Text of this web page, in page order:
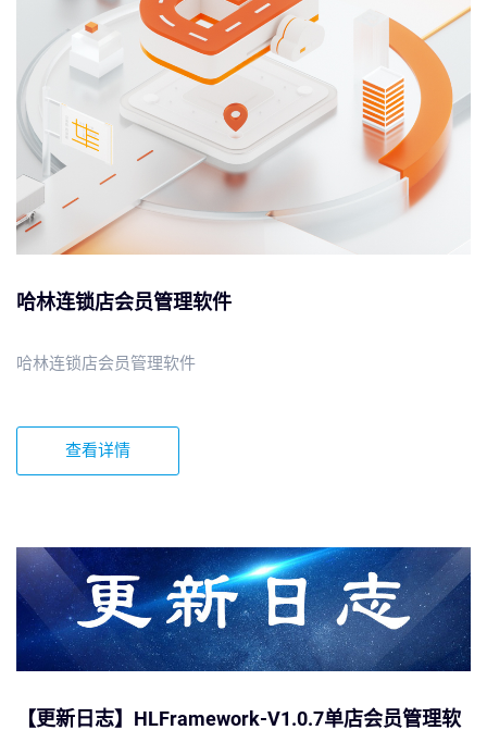
哈林连锁店会员管理软件
哈林连锁店会员管理软件
查看详情
【更新日志】HLFramework-V1.0.7单店会员管理软